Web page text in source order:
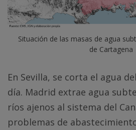
Situación de las masas de agua
de Cartagena
En Sevilla, se corta el agua
día. Madrid extrae agua
ríos ajenos al sistema del
problemas de